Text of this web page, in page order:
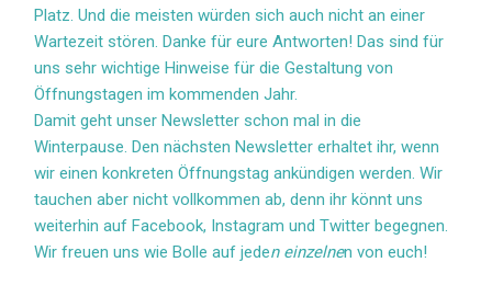
Platz. Und die meisten würden sich auch nicht an einer
Wartezeit stören. Danke für eure Antworten! Das sind für
uns sehr wichtige Hinweise für die Gestaltung von
Öffnungstagen im kommenden Jahr.
Damit geht unser Newsletter schon mal in die
Winterpause. Den nächsten Newsletter erhaltet ihr, wenn
wir einen konkreten Öffnungstag ankündigen werden. Wir
tauchen aber nicht vollkommen ab, denn ihr könnt uns
weiterhin auf Facebook, Instagram und Twitter begegnen.
Wir freuen uns wie Bolle auf jeden einzelnen von euch!